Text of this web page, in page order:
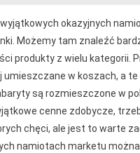
okazyjnych
Możemy tam znaleźć
produkty z wielu kategorii.
umieszczane w koszach, a
są rozmieszczone w
cenne zdobycze,
chęci, ale jest to warte
namiotach marketu